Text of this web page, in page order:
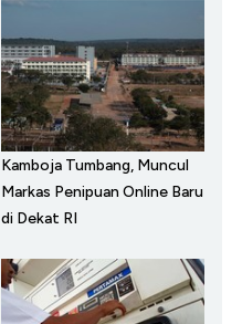
Kamboja Tumbang, Muncul
Markas Penipuan Online Baru
di Dekat RI